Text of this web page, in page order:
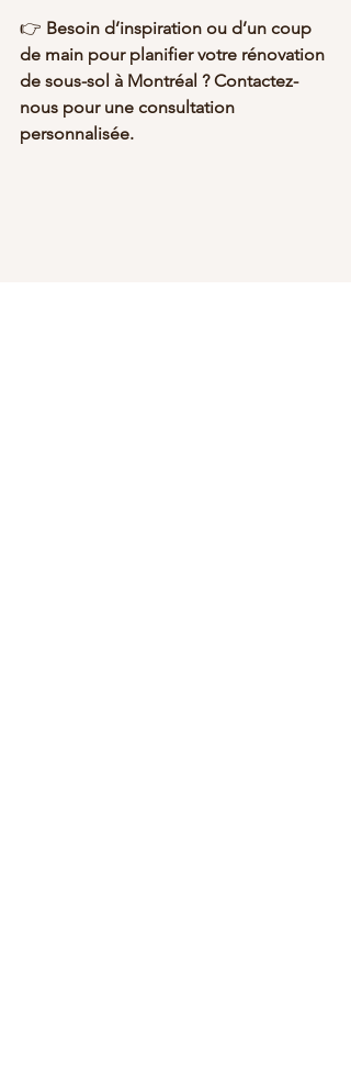
👉 Besoin d’inspiration ou d’un coup
de main pour planifier votre rénovation
de sous-sol à Montréal ? Contactez-
nous pour une consultation
personnalisée.